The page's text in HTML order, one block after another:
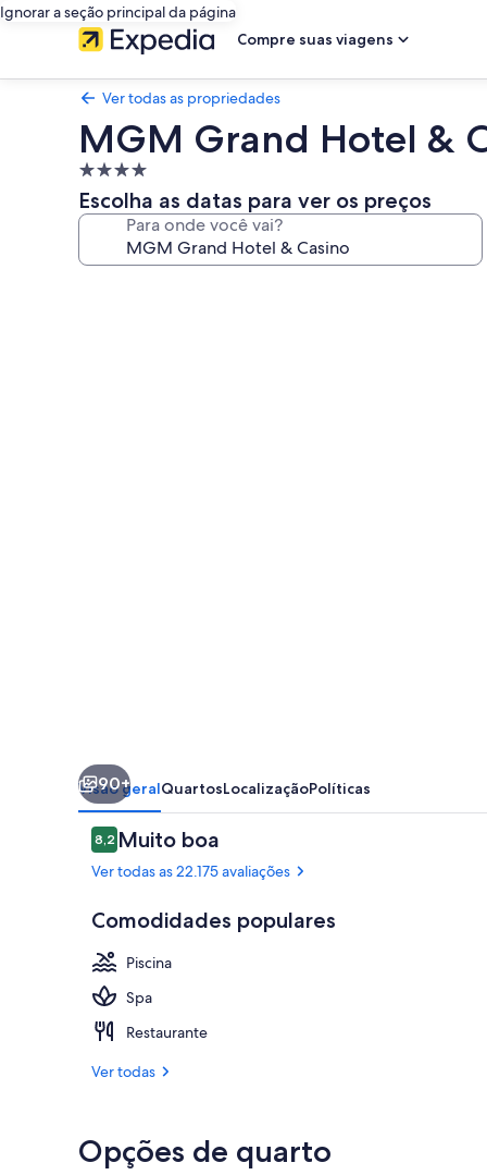
Ignorar a seção principal da página
Compre suas viagens
Ver todas as propriedades
MGM Grand Hotel &
Propriedade
4.0
estrelas
Escolha as datas para ver os preços
Para onde você vai?
90+
Visão geralQuartosLocalizaçãoPolíticas
Avaliações
8,28,2 de 10
Muito boa
Ver todas as 22.175 avaliações
Comodidades populares
Piscina
Spa
Restaurante
Ver todas
Opções de quarto